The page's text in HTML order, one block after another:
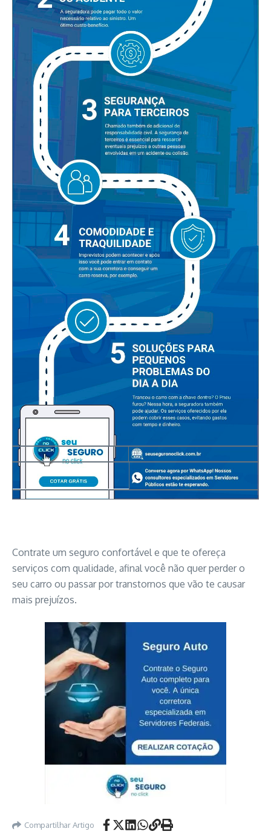
Contrate um seguro confortável e que te ofereça
serviços com qualidade, afinal você não quer perder o
seu carro ou passar por transtornos que vão te causar
mais prejuízos.
Compartilhar Artigo